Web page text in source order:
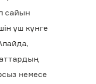
сайын
үш күнге
немесе